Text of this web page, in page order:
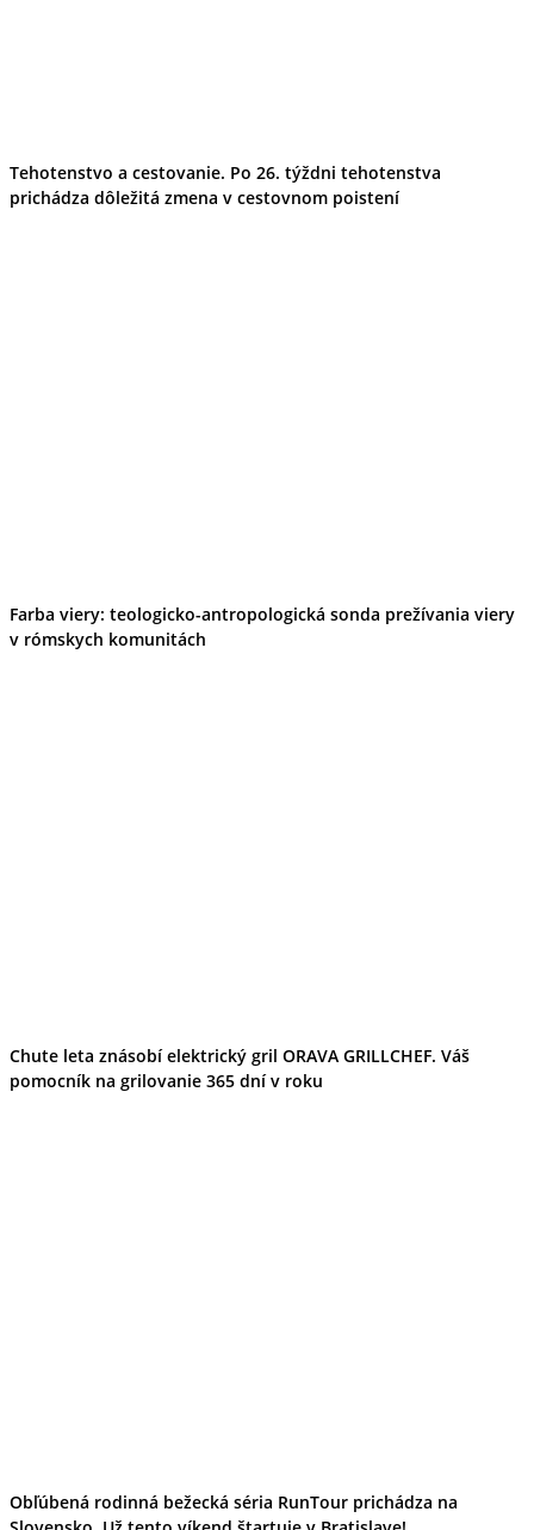
Tehotenstvo a cestovanie. Po 26. týždni tehotenstva
prichádza dôležitá zmena v cestovnom poistení
Farba viery: teologicko-antropologická sonda prežívania viery
v rómskych komunitách
Chute leta znásobí elektrický gril ORAVA GRILLCHEF. Váš
pomocník na grilovanie 365 dní v roku
Obľúbená rodinná bežecká séria RunTour prichádza na